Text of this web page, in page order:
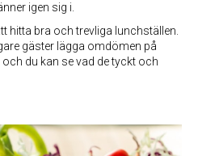
igen sig i.
hitta bra och trevliga lunchställen.
gäster lägga omdömen på
du kan se vad de tyckt och